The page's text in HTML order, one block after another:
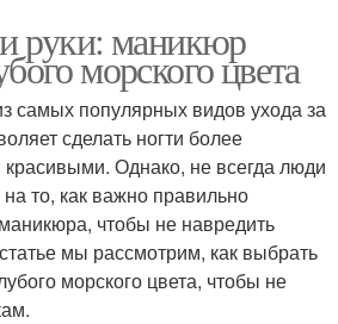
руки: маникюр
морского цвета
самых популярных видов ухода за
сделать ногти более
Однако, не всегда люди
то, как важно правильно
чтобы не навредить
мы рассмотрим, как выбрать
морского цвета, чтобы не